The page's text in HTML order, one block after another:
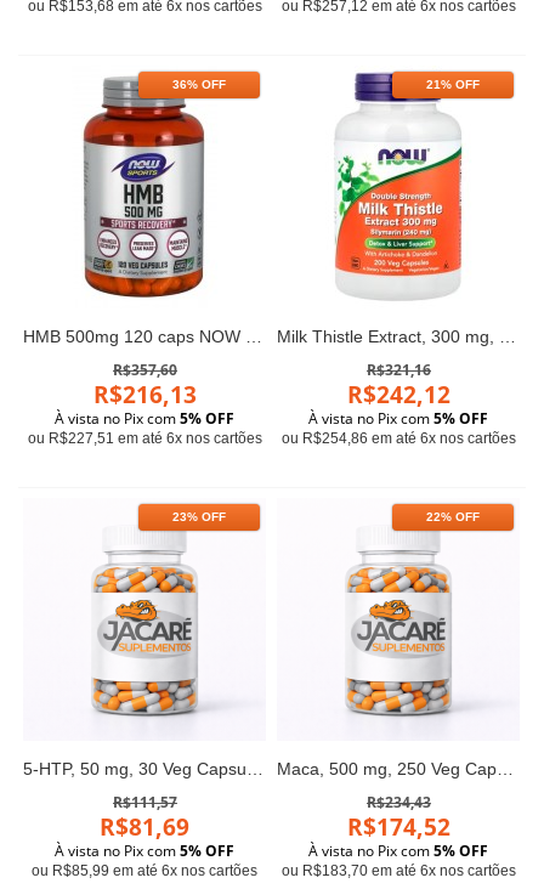
ou R$153,68 em até 6x nos cartões ou R$257,12 em até 6x nos cartões
36% OFF
HMB 500mg 120 caps NOW Foods
R$357,60
R$216,13
À vista no Pix com5% OFF
ou R$227,51 em até 6x nos cartões
21% OFF
Milk Thistle Extract, 300 mg, 200 Veg Capsules Now foods
R$321,16
R$242,12
À vista no Pix com5% OFF
ou R$254,86 em até 6x nos cartões
23% OFF
5-HTP, 50 mg, 30 Veg Capsules
R$111,57
R$81,69
À vista no Pix com5% OFF
ou R$85,99 em até 6x nos cartões
22% OFF
Maca, 500 mg, 250 Veg Capsules Now
R$234,43
R$174,52
À vista no Pix com5% OFF
ou R$183,70 em até 6x nos cartões